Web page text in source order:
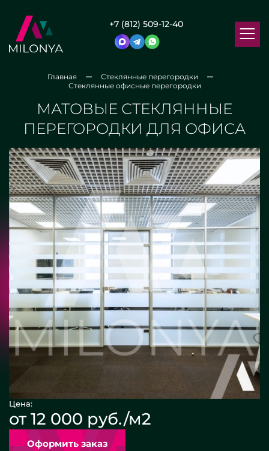
+7 (812) 509-12-40
Главная
Стеклянные перегородки
Стеклянные офисные перегородки
МАТОВЫЕ СТЕКЛЯННЫЕ
ПЕРЕГОРОДКИ ДЛЯ ОФИСА
Цена:
от 12 000 руб./м2
Оформить заказ